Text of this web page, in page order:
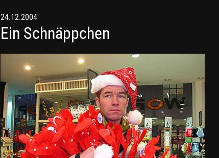
24.12.2004
Ein Schnäppchen